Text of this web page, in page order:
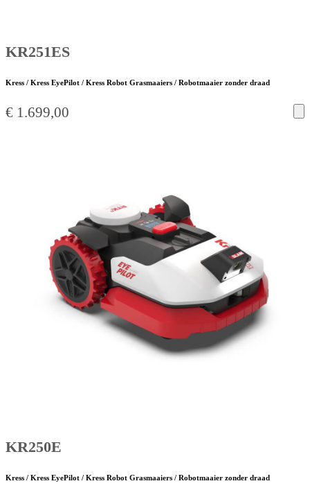
KR251ES
Kress / Kress EyePilot / Kress Robot Grasmaaiers / Robotmaaier zonder draad
€ 1.699,00
KR250E
Kress / Kress EyePilot / Kress Robot Grasmaaiers / Robotmaaier zonder draad